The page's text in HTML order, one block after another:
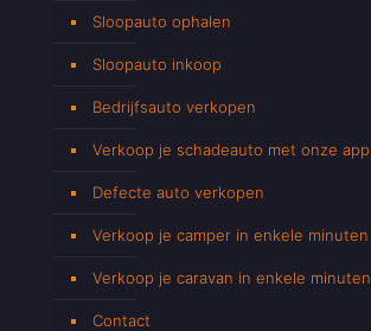
Sloopauto ophalen
Sloopauto inkoop
Bedrijfsauto verkopen
Verkoop je schadeauto met onze app
Defecte auto verkopen
Verkoop je camper in enkele minuten
Verkoop je caravan in enkele minuten
Contact